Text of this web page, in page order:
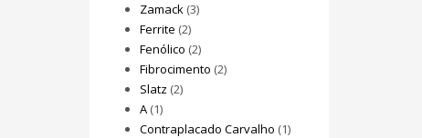
Zamack(3)
Ferrite (2)
Fenólico (2)
Fibrocimento (2)
Slatz (2)
A(1)
Contraplacado Carvalho (1)